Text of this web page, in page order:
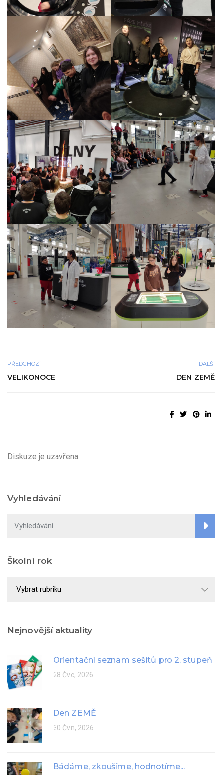
PŘEDCHOZÍ
VELIKONOCE
DALŠÍ
DEN ZEMĚ
Diskuze je uzavřena.
Vyhledávání
Školní rok
rok
Nejnovější aktuality
Orientační seznam sešitů pro 2. stupeň
28 Čvc, 2026
Den ZEMĚ
30 Čvn, 2026
Bádáme, zkoušíme, hodnotíme...